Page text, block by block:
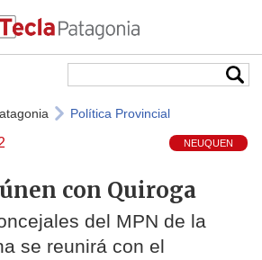
Política Provincial
NEUQUEN
con Quiroga
del MPN de la
se reunirá con el